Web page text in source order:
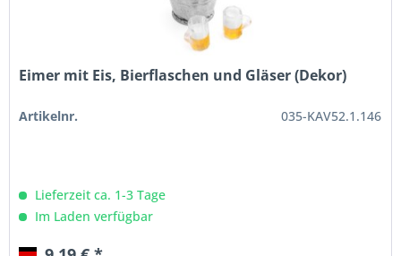
Eimer mit Eis, Bierflaschen und Gläser (Dekor)
Artikelnr. 035-KAV52.1.146
Lieferzeit ca. 1-3 Tage
Im Laden verfügbar